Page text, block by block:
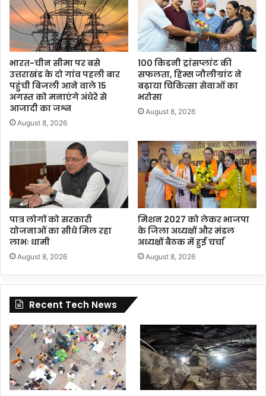
भारत-चीन सीमा पर बसे
उत्तराखंड के दो गांव पहली बार
पहुंची बिजली आने वाले 15
अगस्त को मनाएंगे अंधेरे से
आजादी का जश्न
August 8, 2026
100 किडनी ट्रांसप्लांट की
सफलता, हिम्स जौलीग्रांट ने
बढ़ाया चिकित्सा सेवाओं का
भरोसा
August 8, 2026
पात्र लोगों को सरकारी
योजनाओं का सीधे मिल रहा
लाभः धामी
August 8, 2026
मिशन 2027 को लेकर भाजपा
के जिला अध्यक्षों और मंडल
अध्यक्षों बैठक में हुई चर्चा
August 8, 2026
Recent Tech News